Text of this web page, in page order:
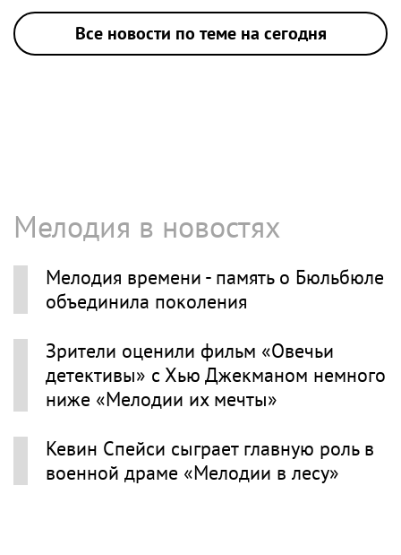
Все новости по теме на сегодня
Мелодия в новостях
Мелодия времени - память о Бюльбюле
объединила поколения
Зрители оценили фильм «Овечьи
детективы» с Хью Джекманом немного
ниже «Мелодии их мечты»
Кевин Спейси сыграет главную роль в
военной драме «Мелодии в лесу»